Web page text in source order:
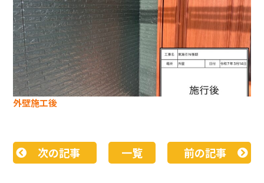
外壁施工後
次の記事 一覧 前の記事